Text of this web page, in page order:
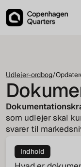
Udlejer-ordbog/
som udlejer skal
svarer til
Jakob von Cappeln
COO
Indhold